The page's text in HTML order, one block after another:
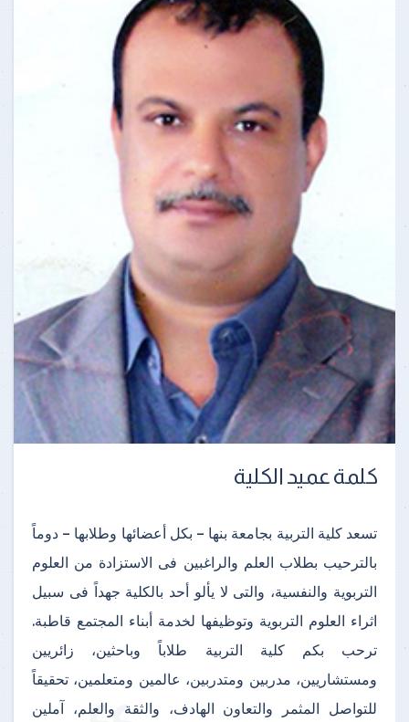
كلمة عميد الكلية
تسعد كلية التربية بجامعة بنها – بكل أعضائها وطلابها – دوماً
بالترحيب بطلاب العلم والراغبين فى الاستزادة من العلوم
التربوية والنفسية، والتى لا يألو أحد بالكلية جهداً فى سبيل
اثراء العلوم التربوية وتوظيفها لخدمة أبناء المجتمع قاطبة.
ترحب بكم كلية التربية طلاباً وباحثين، زائريين
ومستشاريين، مدربين ومتدربين، عالمين ومتعلمين، تحقيقاً
للتواصل المثمر والتعاون الهادف، والثقة والعلم، آملين